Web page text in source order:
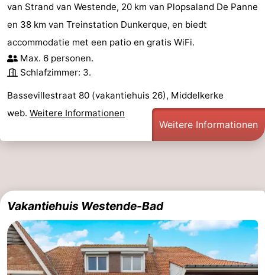
van Strand van Westende, 20 km van Plopsaland De Panne
en 38 km van Treinstation Dunkerque, en biedt
accommodatie met een patio en gratis WiFi.
Max. 6 personen.
Schlafzimmer: 3.
Bassevillestraat 80 (vakantiehuis 26), Middelkerke
web. Weitere Informationen
Weitere Informationen
Vakantiehuis Westende-Bad